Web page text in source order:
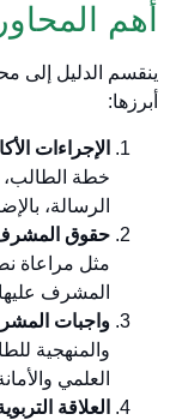
أهم
ينقسم الدليل إلى
أبرزها:
الإجراءات
خطة الطالب،
الرسالة،
حقوق
مثل مراعاة
المشرف
واجبات
والمنهجية
العلمي
العلاقة